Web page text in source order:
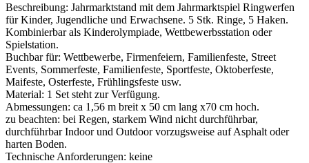
Beschreibung: Jahrmarktstand mit dem Jahrmarktspiel Ringwerfen
für Kinder, Jugendliche und Erwachsene. 5 Stk. Ringe, 5 Haken.
Kombinierbar als Kinderolympiade, Wettbewerbsstation oder
Spielstation.
Buchbar für: Wettbewerbe, Firmenfeiern, Familienfeste, Street
Events, Sommerfeste, Familienfeste, Sportfeste, Oktoberfeste,
Maifeste, Osterfeste, Frühlingsfeste usw.
Material: 1 Set steht zur Verfügung.
Abmessungen: ca 1,56 m breit x 50 cm lang x70 cm hoch.
zu beachten: bei Regen, starkem Wind nicht durchführbar,
durchführbar Indoor und Outdoor vorzugsweise auf Asphalt oder
harten Boden.
Technische Anforderungen: keine